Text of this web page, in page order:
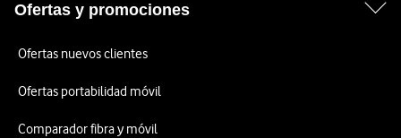
Ofertas y promociones
Ofertas nuevos clientes
Ofertas portabilidad móvil
Comparador fibra y móvil